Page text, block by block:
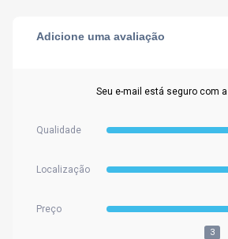
Adicione uma avaliação
Seu e-mail está seguro com a
Qualidade
Localização
Preço
3